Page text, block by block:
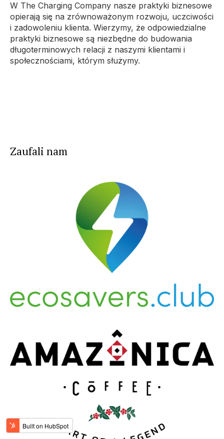
W The Charging Company nasze praktyki biznesowe
opierają się na zrównoważonym rozwoju, uczciwości
i zadowoleniu klienta. Wierzymy, że odpowiedzialne
praktyki biznesowe są niezbędne do budowania
długoterminowych relacji z naszymi klientami i
społecznościami, którym służymy.
Zaufali nam